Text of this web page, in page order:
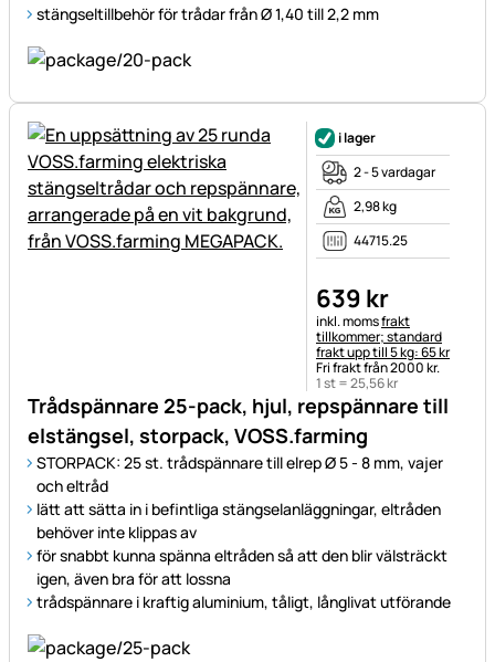
stängseltillbehör för trådar från Ø 1,40 till 2,2 mm
Trådspännare 25-pack, hjul, repspännare till
elstängsel, storpack, VOSS.farming
STORPACK: 25 st. trådspännare till elrep Ø 5 - 8 mm, vajer
och eltråd
lätt att sätta in i befintliga stängselanläggningar, eltråden
behöver inte klippas av
för snabbt kunna spänna eltråden så att den blir välsträckt
igen, även bra för att lossna
trådspännare i kraftig aluminium, tåligt, långlivat utförande
i lager
2 - 5 vardagar
2,98 kg
44715.25
639 kr
Skatteinformation:
inkl. momsfrakt
tillkommer; standard
frakt upp till 5 kg: 65 kr
Fri frakt från 2000 kr.
1 st =25,56kr